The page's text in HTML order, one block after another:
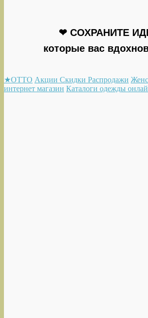
❤ СОХРАНИТЕ
которые вас
★OTTO Акции Скидки Распродажи
интернет магазин Каталоги одежды